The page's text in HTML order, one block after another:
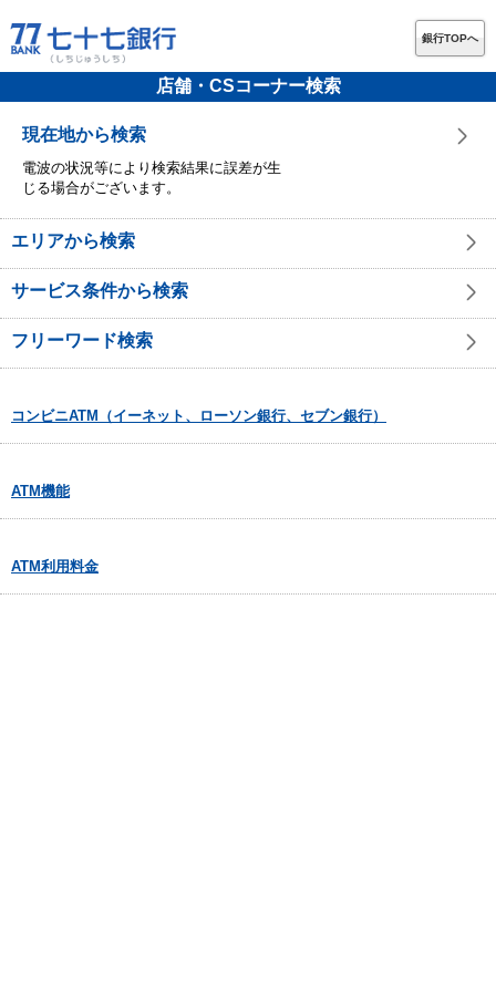
銀行TOPへ
店舗・CSコーナー検索
現在地から検索
電波の状況等により検索結果に誤差が生
じる場合がございます。
エリアから検索
サービス条件から検索
フリーワード検索
コンビニATM（イーネット、ローソン銀行、セブン銀行）
ATM機能
ATM利用料金